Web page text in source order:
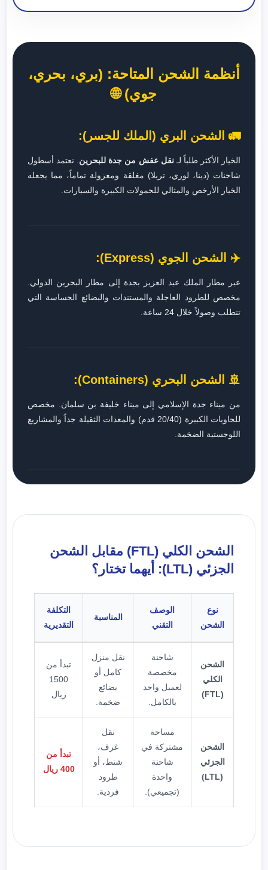
أنظمة الشحن المتاحة: (بري، بحري،
جوي) 🌐
🚛 الشحن البري (الملك للجسر):
الخيار الأكثر طلباً لـنقل عفش من جدة للبحرين . نعتمد أسطول
شاحنات (دينا، لوري، تريلا) مغلقة ومعزولة تماماً، مما يجعله
الخيار الأرخص والمثالي للحمولات الكبيرة والسيارات.
✈️ الشحن الجوي (Express):
عبر مطار الملك عبد العزيز بجدة إلى مطار البحرين الدولي.
مخصص للطرود العاجلة والمستندات والبضائع الحساسة التي
تتطلب وصولاً خلال 24 ساعة.
🚢 الشحن البحري (Containers):
من ميناء جدة الإسلامي إلى ميناء خليفة بن سلمان. مخصص
للحاويات الكبيرة (20/40 قدم) والمعدات الثقيلة جداً والمشاريع
اللوجستية الضخمة.
الشحن الكلي (FTL) مقابل الشحن
الجزئي (LTL): أيهما تختار؟
نوع
الشحن
الوصف
التقني
المناسبة
التكلفة
التقديرية
الشحن
الكلي
(FTL)
شاحنة
مخصصة
لعميل واحد
بالكامل.
نقل منزل
كامل أو
بضائع
ضخمة.
تبدأ من
1500
ريال
الشحن
الجزئي
(LTL)
مساحة
مشتركة في
شاحنة
واحدة
(تجميعي).
نقل
غرف،
شنط، أو
طرود
فردية.
تبدأ من
400 ريال